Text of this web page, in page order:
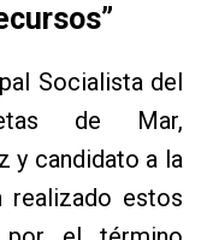
Socialista del
de Mar,
y candidato a la
realizado estos